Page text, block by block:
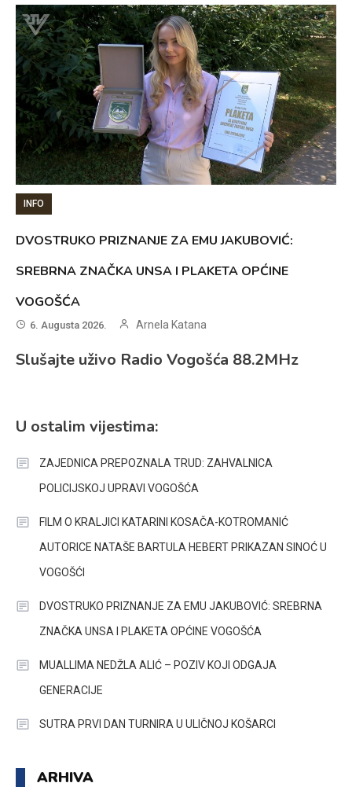
INFO
DVOSTRUKO PRIZNANJE ZA EMU JAKUBOVIĆ:
SREBRNA ZNAČKA UNSA I PLAKETA OPĆINE
VOGOŠĆA
6. Augusta 2026. Arnela Katana
Slušajte uživo Radio Vogošća 88.2MHz
U ostalim vijestima:
ZAJEDNICA PREPOZNALA TRUD: ZAHVALNICA
POLICIJSKOJ UPRAVI VOGOŠĆA
FILM O KRALJICI KATARINI KOSAČA-KOTROMANIĆ
AUTORICE NATAŠE BARTULA HEBERT PRIKAZAN SINOĆ U
VOGOŠĆI
DVOSTRUKO PRIZNANJE ZA EMU JAKUBOVIĆ: SREBRNA
ZNAČKA UNSA I PLAKETA OPĆINE VOGOŠĆA
MUALLIMA NEDŽLA ALIĆ – POZIV KOJI ODGAJA
GENERACIJE
SUTRA PRVI DAN TURNIRA U ULIČNOJ KOŠARCI
ARHIVA